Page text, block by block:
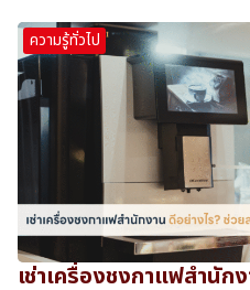
ความรู้ทั่วไป
เช่าเครื่องชงกาแฟสำนัก